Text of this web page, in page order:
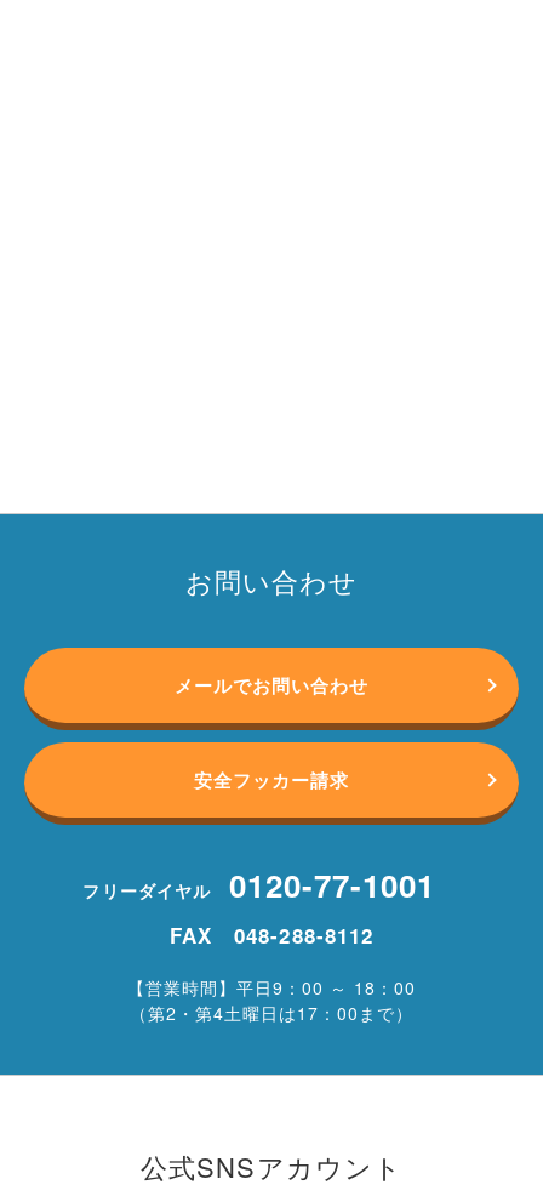
お問い合わせ
メールでお問い合わせ
安全フッカー請求
フリーダイヤル 0120-77-1001
FAX 048-288-8112
【営業時間】平日9：00 ～ 18：00
（第2・第4土曜日は17：00まで）
公式SNSアカウント